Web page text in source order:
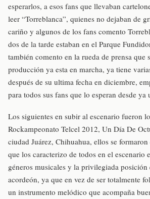
esperarlos, a esos fans que llevaban
leer “Torreblanca”, quienes no dejaban de
cariño y algunos de los fans comento
dos de la tarde estaban en el Parque
también comento en la rueda de prensa que
producción ya esta en marcha, ya tiene
después de su ultima fecha en diciembre,
para todos sus fans que lo esperan desde ya
Los siguientes en subir al escenario fueron
Rockampeonato Telcel 2012, Un Día De
ciudad Juárez, Chihuahua, ellos se
que los caracterizo de todos en el escenario
géneros musicales y la privilegiada posición
acordeón, ya que en vez de ser totalmente
un instrumento melódico que acompaña